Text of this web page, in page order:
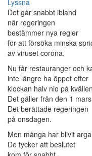
Lyssna
Det går snabbt ibland
när regeringen
bestämmer nya regler
för att försöka minska
av viruset corona.
Nu får restauranger och
inte längre ha öppet efter
klockan halv nio på
Det gäller från den 1
Det berättade regeringen
på onsdagen.
Men många har blivit
De tycker att beslutet